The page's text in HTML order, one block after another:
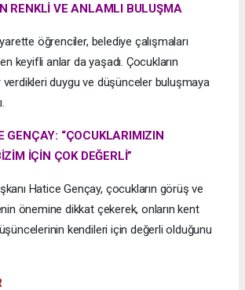
RENKLİ VE ANLAMLI BULUŞMA
öğrenciler, belediye çalışmaları
keyifli anlar da yaşadı. Çocukların
verdikleri duygu ve düşünceler buluşmaya
GENÇAY: “ÇOCUKLARIMIZIN
İÇİN ÇOK DEĞERLİ”
Hatice Gençay, çocukların görüş ve
önemine dikkat çekerek, onların kent
kendileri için değerli olduğunu